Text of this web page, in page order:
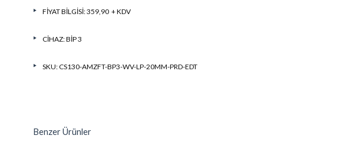
FIYAT BILGISI: 359,90 + KDV
CIHAZ:BIP 3
SKU: CS130-AMZFT-BP3-WV-LP-20MM-PRD-EDT
Benzer Ürünler